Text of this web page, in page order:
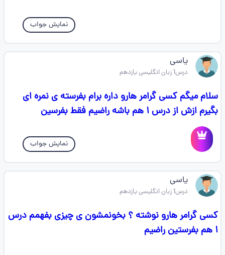
نمایش جواب
یاسی
درس1 زبان انگلیسی یازدهم
سلام میگم کسی گرامر هارو داره برام بفرسته ی نمره ای
بگیرم ازش از درس ۱ هم باشه راضیم فقط بفرسین
نمایش جواب
یاسی
درس1 زبان انگلیسی یازدهم
کسی گرامر هارو نوشته ؟ بخونمشون ی چیزی بفهمم درس
۱ هم بفرستین راضیم